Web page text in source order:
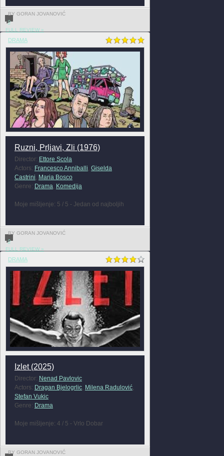
BY GORAN JOVANOVIĆ
0
FULL REVIEW »
DRAMA
Ruzni, Prljavi, Zli (1976)
Director: Ettore Scola
Actors: Francesco Anniballi, Giselda
Castrini, Maria Bosco
Genre: Drama, Komedija
Moje mišljenje: 5 / 5 - Jedan od najboljih
BY GORAN JOVANOVIĆ
0
FULL REVIEW »
DRAMA
Izlet (2025)
Director: Nenad Pavlovic
Actors: Dragan Bjelogrlic, Milena Radulović,
Stefan Vukic
Genre: Drama
Moje mišljenje: 4 / 5 - Vrlo Dobar
BY GORAN JOVANOVIĆ